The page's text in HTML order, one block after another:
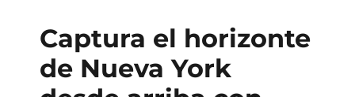
Captura el horizonte
de Nueva York